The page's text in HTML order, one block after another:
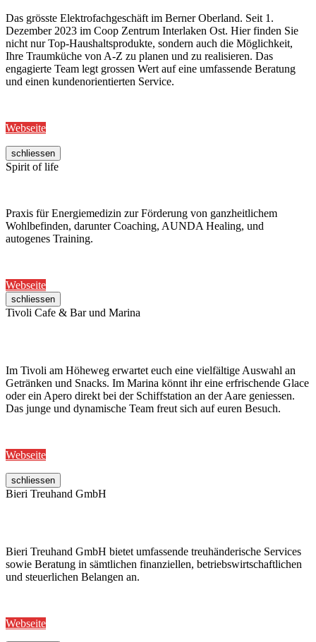
Das grösste Elektrofachgeschäft im Berner Oberland. Seit 1.
Dezember 2023 im Coop Zentrum Interlaken Ost. Hier finden Sie
nicht nur Top-Haushaltsprodukte, sondern auch die Möglichkeit,
Ihre Traumküche von A-Z zu planen und zu realisieren. Das
engagierte Team legt grossen Wert auf eine umfassende Beratung
und einen kundenorientierten Service.
Webseite
schliessen
Spirit of life
Praxis für Energiemedizin zur Förderung von ganzheitlichem
Wohlbefinden, darunter Coaching, AUNDA Healing, und
autogenes Training.
Webseite
schliessen
Tivoli Cafe & Bar und Marina
Im Tivoli am Höheweg erwartet euch eine vielfältige Auswahl an
Getränken und Snacks. Im Marina könnt ihr eine erfrischende Glace
oder ein Apero direkt bei der Schiffstation an der Aare geniessen.
Das junge und dynamische Team freut sich auf euren Besuch.
Webseite
schliessen
Bieri Treuhand GmbH
Bieri Treuhand GmbH bietet umfassende treuhänderische Services
sowie Beratung in sämtlichen finanziellen, betriebswirtschaftlichen
und steuerlichen Belangen an.
Webseite